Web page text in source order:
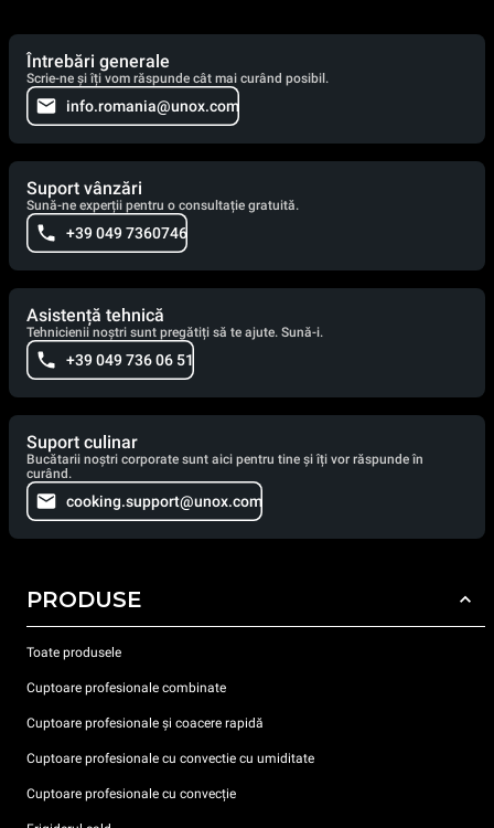
Întrebări generale
Scrie-ne și îți vom răspunde cât mai curând posibil.
info.romania@unox.com
Suport vânzări
Sună-ne experții pentru o consultație gratuită.
+39 049 7360746
Asistență tehnică
Tehnicienii noștri sunt pregătiți să te ajute. Sună-i.
+39 049 736 06 51
Suport culinar
Bucătarii noștri corporate sunt aici pentru tine și îți vor răspunde în
curând.
cooking.support@unox.com
PRODUSE
Toate produsele
Cuptoare profesionale combinate
Cuptoare profesionale și coacere rapidă
Cuptoare profesionale cu convectie cu umiditate
Cuptoare profesionale cu convecție